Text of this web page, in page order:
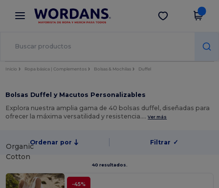
× App de Wordans
¡Mejores precios en app!
Descargar app
Inicio Ropa básica | Complementos Bolsas & Mochilas Duffel
Bolsas Duffel y Macutos Personalizables
Explora nuestra amplia gama de 40 bolsas duffel, diseñadas para
ofrecer la máxima versatilidad y resistencia.…Ver más
Ordenar por Filtrar ✓
40 resultados.
Organic
Cotton
-45%